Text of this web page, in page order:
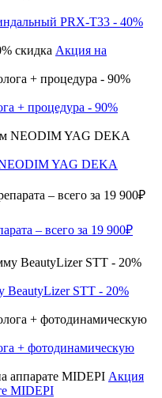
PRX-T33 - 40%
Акция на
+ процедура - 90%
YAG DEKA
– всего за 19 900₽
BeautyLizer STT - 20%
+ фотодинамическую
Акция
MIDEPI